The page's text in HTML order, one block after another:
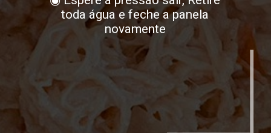
toda água e feche a panela
novamente